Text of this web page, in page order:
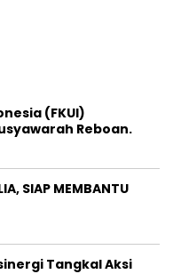
(FKUI)
Reboan.
SIAP MEMBANTU
Tangkal Aksi